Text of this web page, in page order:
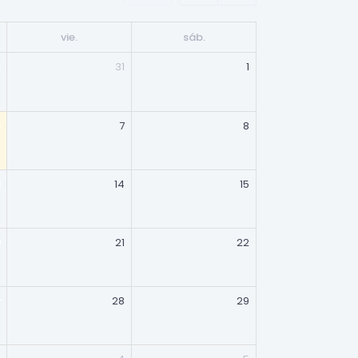
vie.
sáb.
31 1
7 8
14 15
21 22
28 29